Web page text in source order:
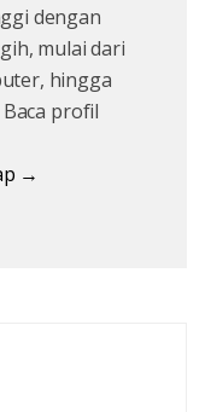
dengan
mulai dari
hingga
profil
→